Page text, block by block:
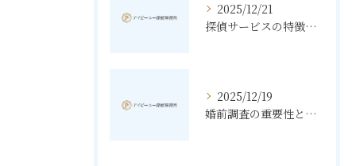
2025/12/21
探偵サービスの特徴と無料相談の利点
2025/12/19
婚前調査の重要性と進め方